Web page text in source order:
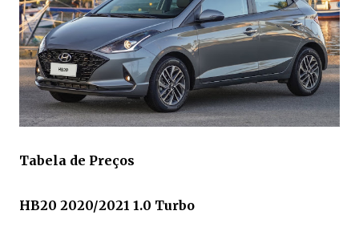
Tabela de Preços
HB20 2020/2021 1.0 Turbo